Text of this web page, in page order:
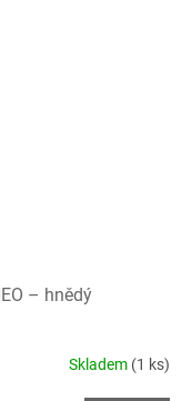
– hnědý
Skladem (1 ks)